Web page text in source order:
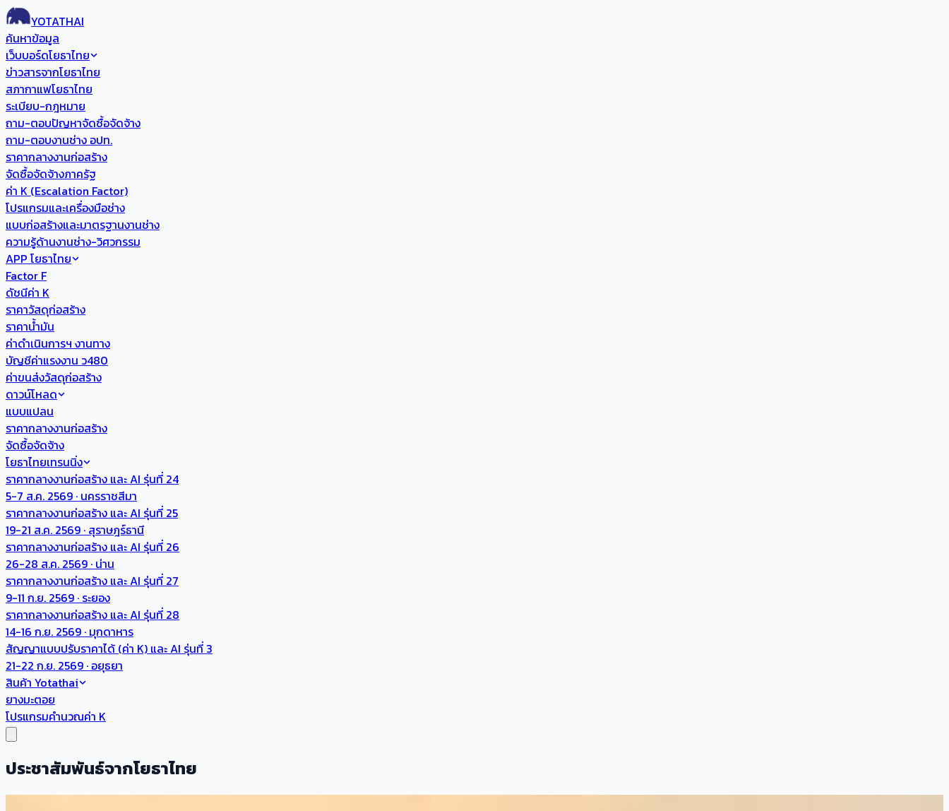
YOTATHAI
ค้นหาข้อมูล
เว็บบอร์ดโยธาไทย
ข่าวสารจากโยธาไทย
สภากาแฟโยธาไทย
ระเบียบ-กฎหมาย
ถาม-ตอบปัญหาจัดซื้อจัดจ้าง
ถาม-ตอบงานช่าง อปท.
ราคากลางงานก่อสร้าง
จัดซื้อจัดจ้างภาครัฐ
ค่า K (Escalation Factor)
โปรแกรมและเครื่องมือช่าง
แบบก่อสร้างและมาตรฐานงานช่าง
ความรู้ด้านงานช่าง-วิศวกรรม
APP โยธาไทย
Factor F
ดัชนีค่า K
ราคาวัสดุก่อสร้าง
ราคาน้ำมัน
ค่าดำเนินการฯ งานทาง
บัญชีค่าแรงงาน ว480
ค่าขนส่งวัสดุก่อสร้าง
ดาวน์โหลด
แบบแปลน
ราคากลางงานก่อสร้าง
จัดซื้อจัดจ้าง
โยธาไทยเทรนนิ่ง
ราคากลางงานก่อสร้าง และ AI รุ่นที่ 24
5-7 ส.ค. 2569 · นครราชสีมา
ราคากลางงานก่อสร้าง และ AI รุ่นที่ 25
19-21 ส.ค. 2569 · สุราษฎร์ธานี
ราคากลางงานก่อสร้าง และ AI รุ่นที่ 26
26-28 ส.ค. 2569 · น่าน
ราคากลางงานก่อสร้าง และ AI รุ่นที่ 27
9-11 ก.ย. 2569 · ระยอง
ราคากลางงานก่อสร้าง และ AI รุ่นที่ 28
14-16 ก.ย. 2569 · มุกดาหาร
สัญญาแบบปรับราคาได้ (ค่า K) และ AI รุ่นที่ 3
21-22 ก.ย. 2569 · อยุธยา
สินค้า Yotathai
ยางมะตอย
โปรแกรมคำนวณค่า K
ประชาสัมพันธ์จากโยธาไทย